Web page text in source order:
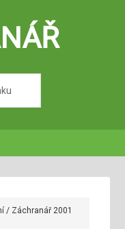
/ Záchranář 2001